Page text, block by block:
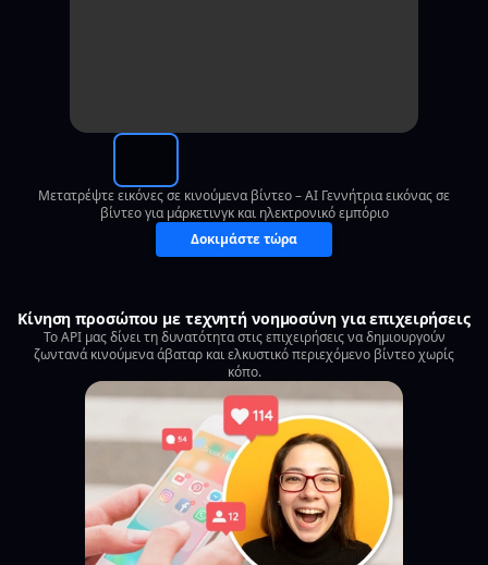
Μετατρέψτε εικόνες σε κινούμενα βίντεο – AI Γεννήτρια εικόνας σε
βίντεο για μάρκετινγκ και ηλεκτρονικό εμπόριο
Δοκιμάστε τώρα
Κίνηση προσώπου με τεχνητή νοημοσύνη για επιχειρήσεις
Το API μας δίνει τη δυνατότητα στις επιχειρήσεις να δημιουργούν
ζωντανά κινούμενα άβαταρ και ελκυστικό περιεχόμενο βίντεο χωρίς
κόπο.